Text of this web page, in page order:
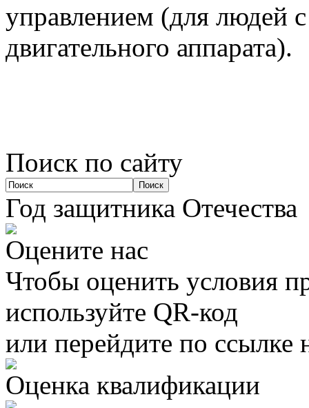
управлением (для людей
двигательного аппарата).
Поиск по сайту
Год защитника Отечества
Оцените нас
Чтобы оценить условия
используйте QR-код
или перейдите по ссылке
Оценка квалификации